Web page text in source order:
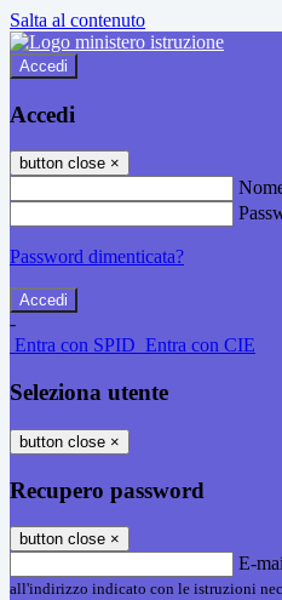
Salta al contenuto
Accedi
Accedi
button close ×
Password dimenticata?
-
Entra con SPID Entra con CIE
Seleziona utente
button close ×
Recupero password
button close ×
E-
all'indirizzo indicato con le istruzioni